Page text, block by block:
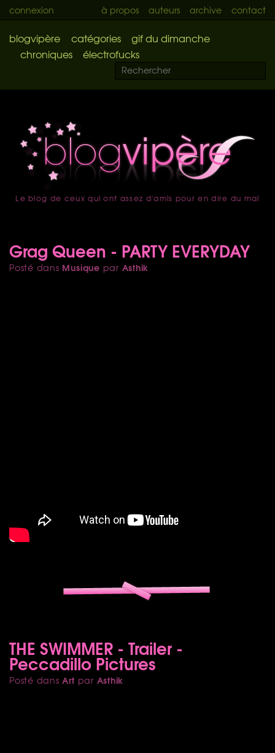
connexion à propos auteurs archive contact
blogvipère catégories
gif du dimanche
chroniques
électrofucks
accueil
Le blog de ceux qui ont assez d'amis pour en dire du mal
Grag Queen - PARTY EVERYDAY
Posté dans Musique par Asthik
THE SWIMMER - Trailer -
Peccadillo Pictures
Posté dansArt par Asthik